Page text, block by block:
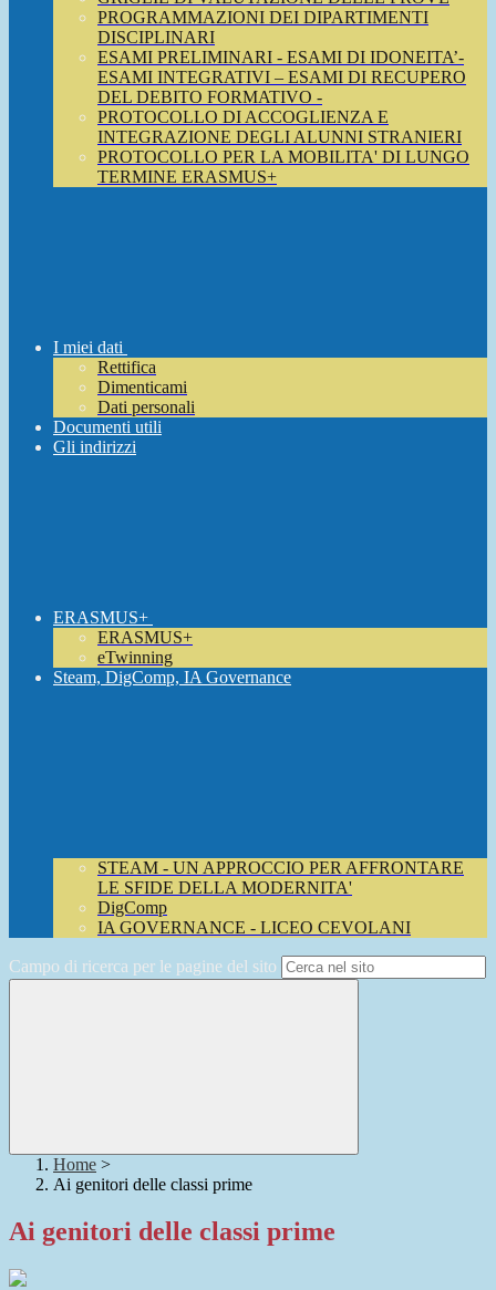
PROGRAMMAZIONI DEI DIPARTIMENTI
DISCIPLINARI
ESAMI PRELIMINARI - ESAMI DI IDONEITA’-
ESAMI INTEGRATIVI – ESAMI DI RECUPERO
DEL DEBITO FORMATIVO -
PROTOCOLLO DI ACCOGLIENZA E
INTEGRAZIONE DEGLI ALUNNI STRANIERI
PROTOCOLLO PER LA MOBILITA' DI LUNGO
TERMINE ERASMUS+
I miei dati
Rettifica
Dimenticami
Dati personali
Documenti utili
Gli indirizzi
ERASMUS+
ERASMUS+
eTwinning
Steam, DigComp, IA Governance
STEAM - UN APPROCCIO PER AFFRONTARE
LE SFIDE DELLA MODERNITA'
DigComp
IA GOVERNANCE - LICEO CEVOLANI
Campo di ricerca per le pagine del sito
Home >
Ai genitori delle classi prime
Ai genitori delle classi prime